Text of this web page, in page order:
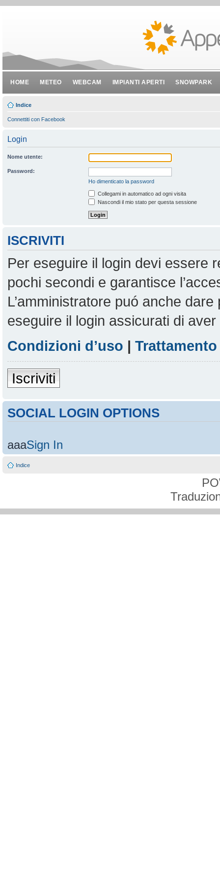
HOME METEO WEBCAM IMPIANTI APERTI SNOWPARK
Indice
Connettiti con Facebook
Login
Nome utente:
Password:
Ho dimenticato la password
Collegami in automatico ad ogni visita
Nascondi il mio stato per questa sessione
ISCRIVITI
Per eseguire il login devi essere
pochi secondi e garantisce
L’amministratore puó anche
eseguire il login assicurati di
Condizioni d’uso |
Iscriviti
SOCIAL LOGIN OPTIONS
aaaSign In
Indice